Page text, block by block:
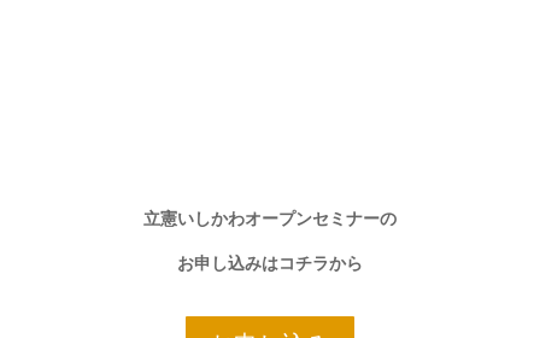
立憲いしかわオープンセミナーの
お申し込みはコチラから